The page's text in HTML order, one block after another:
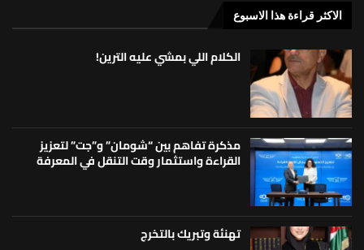
الاكثر قراءة هذا الاسبوع
الكلام اللي بمشي عليه الترين!
مذكرة تفاهم بين “شومان” و”جت” لتعزيز
القراءة واستثمار وقت التنقل في المعرفة
تهنئة وتبريك بالتخرج